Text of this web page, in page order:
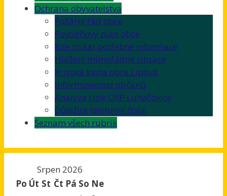
Ochrana obyvatelstva
Požární řád obce
Povodňový plán obce
Kde získat potřebné informace
Hlášení mimořádné situace
Krizová karta obce Lipová
Informovanost občanů
Analýza rizik ORP Luhačovice
Důležitá telefonní čísla
Seznam všech rubrik
Srpen 2026
Po Út St Čt Pá So Ne